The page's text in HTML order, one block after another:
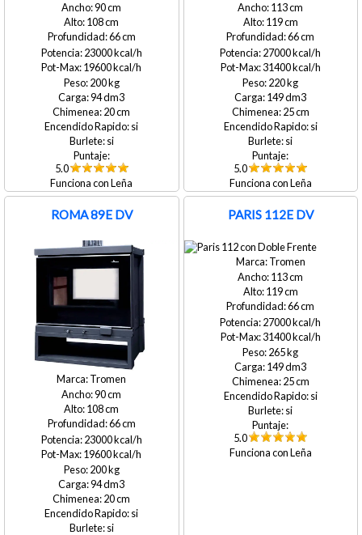
90
108
66
23000
19600
200
94
20
si
si
5.0
Leña
113
119
66
27000
31400
220
149
25
si
si
5.0
Leña
ROMA 89E DV
Tromen
90
108
66
23000
19600
200
94
20
si
si
PARIS 112E DV
Tromen
113
119
66
27000
31400
265
149
25
si
si
5.0
Leña